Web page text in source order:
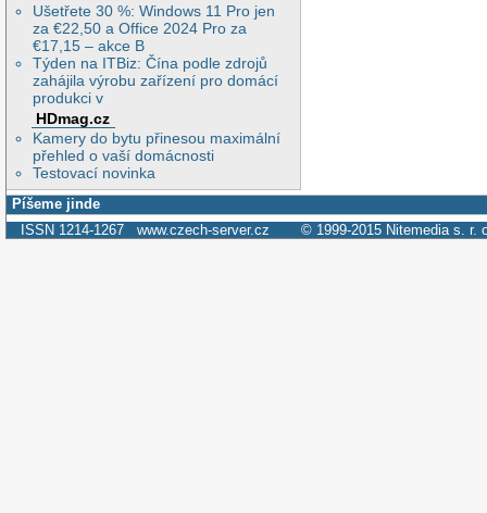
Ušetřete 30 %: Windows 11 Pro jen
za €22,50 a Office 2024 Pro za
€17,15 – akce B
Týden na ITBiz: Čína podle zdrojů
zahájila výrobu zařízení pro domácí
produkci v
HDmag.cz
Kamery do bytu přinesou maximální
přehled o vaší domácnosti
Testovací novinka
Píšeme jinde
ISSN 1214-1267 www.czech-server.cz © 1999-2015 Nitemedia s. r.